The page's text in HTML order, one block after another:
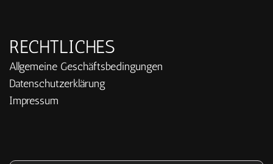
RECHTLICHES
Allgemeine Geschäftsbedingungen
Datenschutzerklärung
Impressum